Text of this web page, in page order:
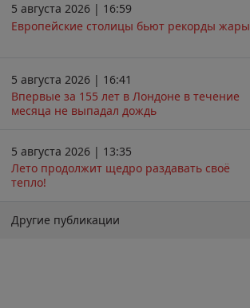
5 августа 2026 | 16:59
Европейские столицы бьют рекорды жары
5 августа 2026 | 16:41
Впервые за 155 лет в Лондоне в течение
месяца не выпадал дождь
5 августа 2026 | 13:35
Лето продолжит щедро раздавать своё
тепло!
Другие публикации